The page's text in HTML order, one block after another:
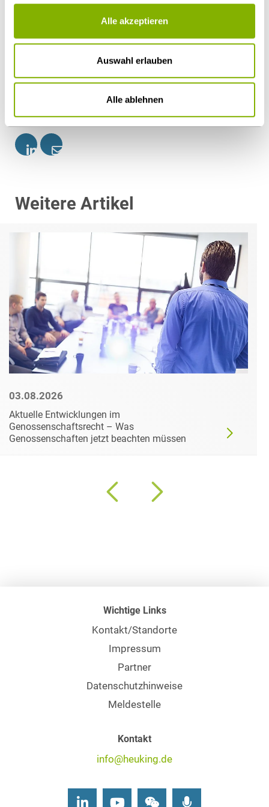
Alle akzeptieren
Auswahl erlauben
Alle ablehnen
Als PDF herunterladen
Diesen Artikel teilen
Weitere Artikel
03.08.2026
Aktuelle Entwicklungen im
Genossenschaftsrecht – Was
Genossenschaften jetzt beachten müssen
Wichtige Links
Kontakt/Standorte
Impressum
Partner
Datenschutzhinweise
Meldestelle
Kontakt
info@heuking.de